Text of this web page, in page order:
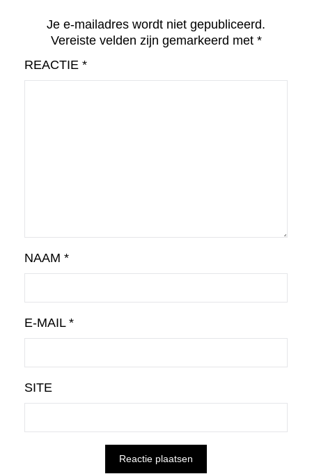
Je e-mailadres wordt niet gepubliceerd.
Vereiste velden zijn gemarkeerd met *
REACTIE *
NAAM *
E-MAIL *
SITE